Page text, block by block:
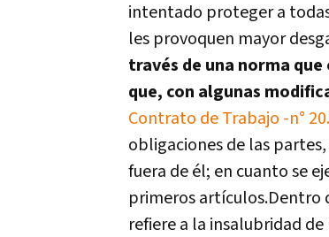
intentado proteger a
les provoquen mayor
través de una norma
que, con algunas
Contrato de Trabajo -n°
obligaciones de las
fuera de él; en cuanto se
primeros artículos.Dentro
refiere a la insalubridad